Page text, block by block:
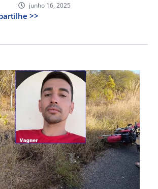
junho 16, 2025
>>